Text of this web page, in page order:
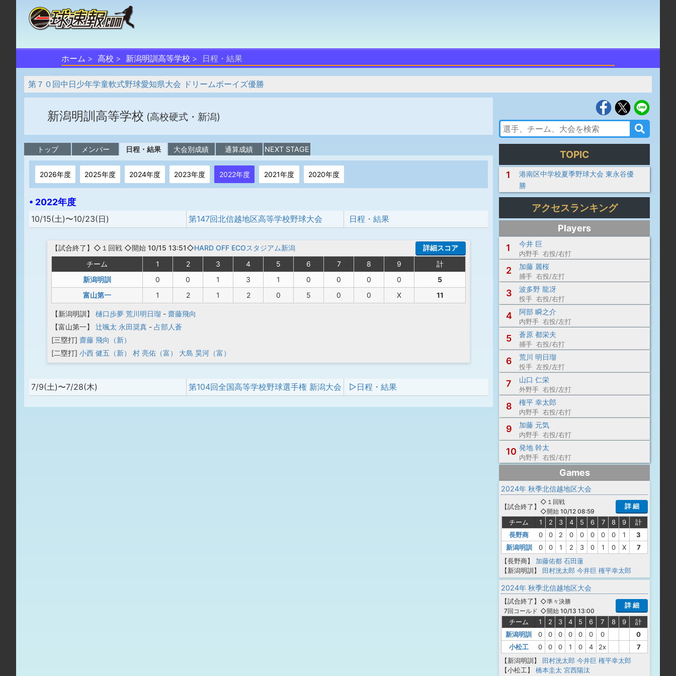
ホーム 高校 新潟明訓高等学校 日程・結果
第７０回中日少年学童軟式野球愛知県大会 ドリームボーイズ優勝
新潟明訓高等学校 (高校硬式・新潟)
トップ メンバー 日程・結果 大会別成績 通算成績 NEXT STAGE
2026年度 2025年度 2024年度 2023年度 2022年度 2021年度 2020年度
• 2022年度
10/15(土)〜10/23(日) 第147回北信越地区高等学校野球大会 日程・結果
【試合終了 】◇１回戦 ◇開始 10/15 13:51◇HARD OFF ECOスタジアム新潟
チーム
1 2 3 4 5 6 7 8 9
計
新潟明訓
0 0 1 3 1 0 0 0 0
5
富山第一
1 2 1 2 0 5 0 0 X 11
【新潟明訓】 樋口歩夢 荒川明日瑠 - 齋藤飛向
【富山第一】
辻颯太 永田奨真 - 占部人蒼
[三塁打] 齋藤 飛向（新）
[二塁打] 小西 健五（新） 村 亮佑（富） 大島 昊河（富）
詳細スコア
7/9(土)〜7/28(木) 第104回全国高等学校野球選手権 新潟大会 ▷日程・結果
TOPIC
1
港南区中学校夏季野球大会 東永谷優
勝
アクセスランキング
Players
1
今井 巨
内野手 右投/右打
2 加藤 麗桜
捕手 右投/左打
3 波多野 龍冴
投手 右投/右打
4 阿部 瞬之介
内野手 右投/左打
5 蒼原 都栄夫
捕手 右投/右打
6 荒川 明日瑠
投手 左投/左打
7 山口 仁栄
外野手 右投/左打
8 権平 幸太郎
内野手 右投/右打
9 加藤 元気
内野手 右投/右打
10 発地 幹太
内野手 右投/右打
Games
2024年 秋季北信越地区大会
【試合終了 】
◇１回戦
◇開始 10/12 08:59
詳 細
チーム 1 2 3 4 5 6 7 8 9
計
長野商
0 0 2 0 0 0 0 0 1
3
新潟明訓
0 0 1 2 3 0 1 0 X
7
【長野商】
加藤佑都 石田蓮
【新潟明訓】
田村洸太郎 今井巨 権平幸太郎
2024年 秋季北信越地区大会
【試合終了 】
7回コールド
◇準々決勝
◇開始 10/13 13:00
詳 細
チーム 1 2 3 4 5 6 7 8 9
計
新潟明訓
0 0 0 0 0 0 0
0
小松工
0 0 0 1 0 4 2x
7
【新潟明訓】
田村洸太郎 今井巨 権平幸太郎
【小松工】
橋本圭太 宮西陽汰